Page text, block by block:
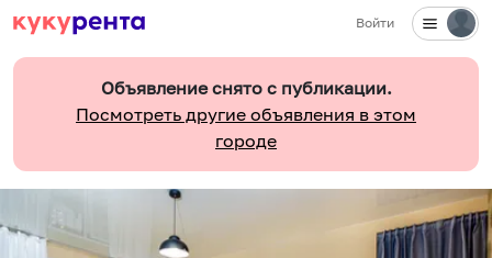
Войти
Объявление снято с публикации.
Посмотреть другие объявления в этом
городе